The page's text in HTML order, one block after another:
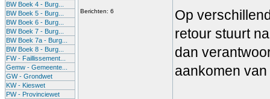
BW Boek 4 - Burg...
BW Boek 5 - Burg...
BW Boek 6 - Burg...
BW Boek 7 - Burg...
BW Boek 7a - Burg...
BW Boek 8 - Burg...
FW - Faillissement...
Gemw - Gemeente...
GW - Grondwet
KW - Kieswet
PW - Provinciewet
Berichten: 6
Op
retour stuurt
dan
aankomen